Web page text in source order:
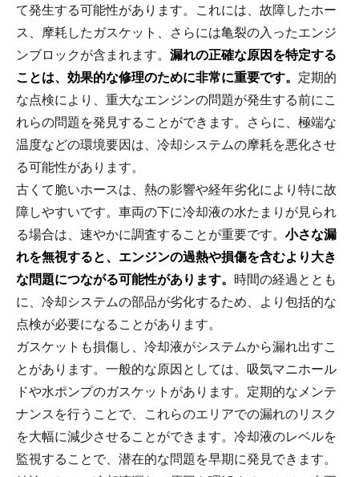
て発生する可能性があります。これには、故障したホー
ス、摩耗したガスケット、さらには亀裂の入ったエンジ
ンブロックが含まれます。 漏れの正確な原因を特定する
ことは、効果的な修理のために非常に重要です。 定期的
な点検により、重大なエンジンの問題が発生する前にこ
れらの問題を発見することができます。さらに、極端な
温度などの環境要因は、冷却システムの摩耗を悪化させ
る可能性があります。
古くて脆いホースは、熱の影響や経年劣化により特に故
障しやすいです。車両の下に冷却液の水たまりが見られ
る場合は、速やかに調査することが重要です。 小さな漏
れを無視すると、エンジンの過熱や損傷を含むより大き
な問題につながる可能性があります。 時間の経過ととも
に、冷却システムの部品が劣化するため、より包括的な
点検が必要になることがあります。
ガスケットも損傷し、冷却液がシステムから漏れ出すこ
とがあります。一般的な原因としては、吸気マニホール
ドや水ポンプのガスケットがあります。定期的なメンテ
ナンスを行うことで、これらのエリアでの漏れのリスク
を大幅に減少させることができます。冷却液のレベルを
監視することで、潜在的な問題を早期に発見できます。